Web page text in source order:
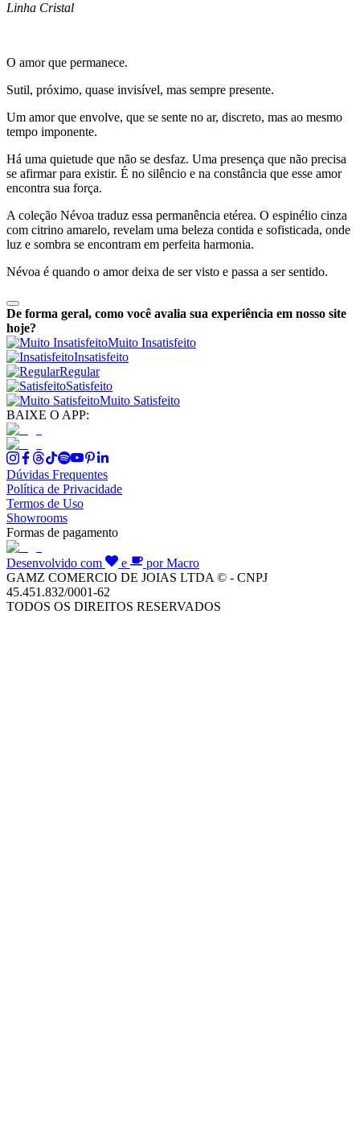
Linha Cristal
O amor que permanece.
Sutil, próximo, quase invisível, mas sempre presente.
Um amor que envolve, que se sente no ar, discreto, mas ao mesmo
tempo imponente.
Há uma quietude que não se desfaz. Uma presença que não precisa
se afirmar para existir. É no silêncio e na constância que esse amor
encontra sua força.
A coleção Névoa traduz essa permanência etérea. O espinélio cinza
com citrino amarelo, revelam uma beleza contida e sofisticada, onde
luz e sombra se encontram em perfeita harmonia.
Névoa é quando o amor deixa de ser visto e passa a ser sentido.
De forma geral, como você avalia sua experiência em nosso site
hoje?
Muito Insatisfeito
Insatisfeito
Regular
Satisfeito
Muito Satisfeito
BAIXE O APP:
Dúvidas Frequentes
Política de Privacidade
Termos de Uso
Showrooms
Formas de pagamento
Desenvolvido com e
por Macro
GAMZ COMERCIO DE JOIAS LTDA © - CNPJ
45.451.832/0001-62
TODOS OS DIREITOS RESERVADOS